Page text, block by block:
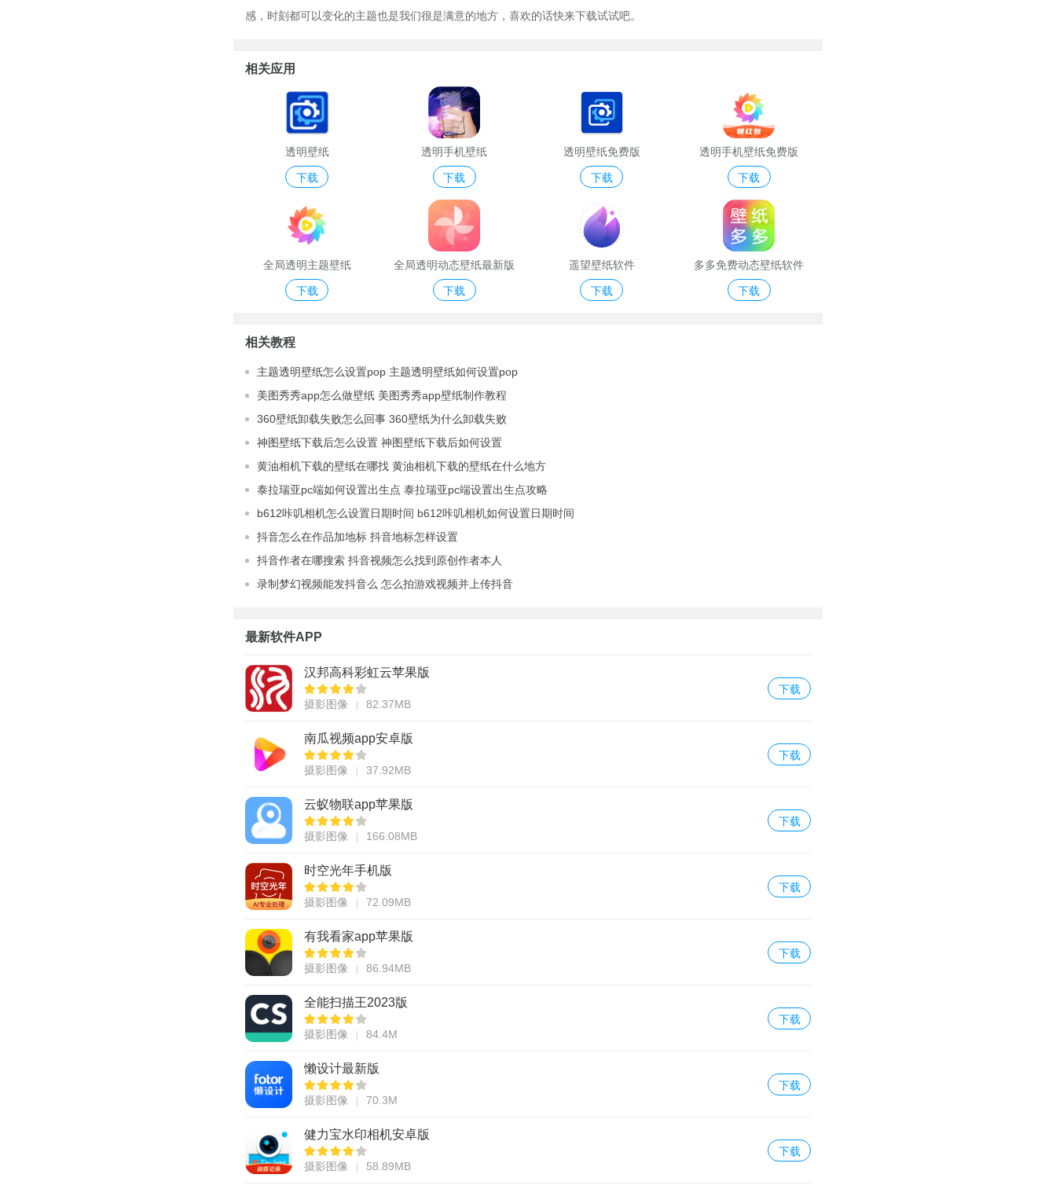
感，时刻都可以变化的主题也是我们很是满意的地方，喜欢的话快来下载试试吧。
相关应用
透明壁纸
下载
透明手机壁纸
下载
透明壁纸免费版
下载
透明手机壁纸免费版
下载
全局透明主题壁纸
下载
全局透明动态壁纸最新版
下载
遥望壁纸软件
下载
多多免费动态壁纸软件
下载
相关教程
主题透明壁纸怎么设置pop 主题透明壁纸如何设置pop
美图秀秀app怎么做壁纸 美图秀秀app壁纸制作教程
360壁纸卸载失败怎么回事 360壁纸为什么卸载失败
神图壁纸下载后怎么设置 神图壁纸下载后如何设置
黄油相机下载的壁纸在哪找 黄油相机下载的壁纸在什么地方
泰拉瑞亚pc端如何设置出生点 泰拉瑞亚pc端设置出生点攻略
b612咔叽相机怎么设置日期时间 b612咔叽相机如何设置日期时间
抖音怎么在作品加地标 抖音地标怎样设置
抖音作者在哪搜索 抖音视频怎么找到原创作者本人
录制梦幻视频能发抖音么 怎么拍游戏视频并上传抖音
最新软件APP
汉邦高科彩虹云苹果版
摄影图像 82.37MB
下载
南瓜视频app安卓版
摄影图像 37.92MB
下载
云蚁物联app苹果版
摄影图像 166.08MB
下载
时空光年手机版
摄影图像 72.09MB
下载
有我看家app苹果版
摄影图像 86.94MB
下载
全能扫描王2023版
摄影图像 84.4M
下载
懒设计最新版
摄影图像 70.3M
下载
健力宝水印相机安卓版
摄影图像 58.89MB
下载